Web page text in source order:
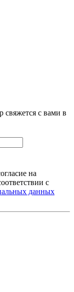
свяжется с вами в
на
с
данных